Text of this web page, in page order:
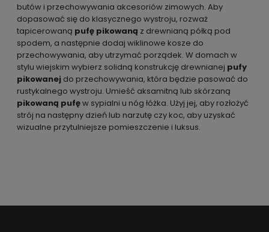
butów i przechowywania akcesoriów zimowych. Aby
dopasować się do klasycznego wystroju, rozważ
tapicerowaną pufę pikowaną z drewnianą półką pod
spodem, a następnie dodaj wiklinowe kosze do
przechowywania, aby utrzymać porządek. W domach w
stylu wiejskim wybierz solidną konstrukcję drewnianej pufy
pikowanej do przechowywania, która będzie pasować do
rustykalnego wystroju. Umieść aksamitną lub skórzaną
pikowaną pufęw sypialni u nóg łóżka. Użyj jej, aby rozłożyć
strój na następny dzień lub narzutę czy koc, aby uzyskać
wizualne przytulniejsze pomieszczenie i luksus.